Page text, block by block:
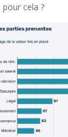
cela ?